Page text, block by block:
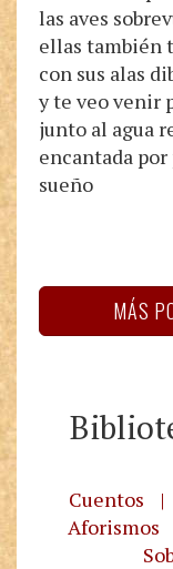
las aves
ellas también
con sus alas
y te veo venir
junto al agua
encantada por
sueño
MÁS
Cuentos |
Aforismos